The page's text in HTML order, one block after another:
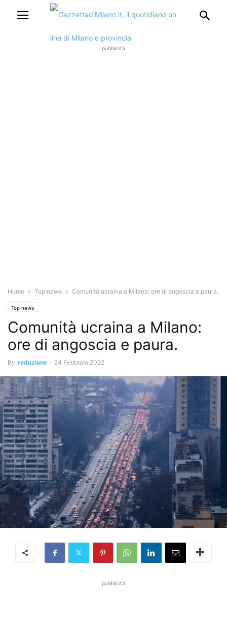
pubblicità
Home Top news Comunità ucraina a Milano: ore di angoscia e paura.
Top news
Comunità ucraina a Milano:
ore di angoscia e paura.
By redazione - 24 Febbraio 2022
pubblicità